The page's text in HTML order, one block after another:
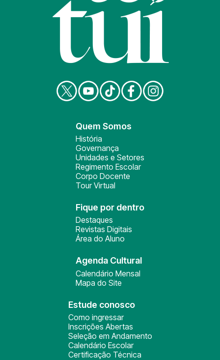
Quem Somos
História
Governança
Unidades e Setores
Regimento Escolar
Corpo Docente
Tour Virtual
Fique por dentro
Destaques
Revistas Digitais
Área do Aluno
Agenda Cultural
Calendário Mensal
Mapa do Site
Estude conosco
Como ingressar
Inscrições Abertas
Seleção em Andamento
Calendário Escolar
Certificação Técnica